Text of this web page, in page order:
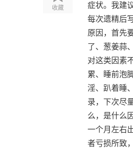
收藏
症状。我建
每次遗精后
原因，首先
了、葱姜蒜
对这类因素
累、睡前泡
淫、趴着睡
录，下次尽
么，是什么
一个月左右
者亏损所致